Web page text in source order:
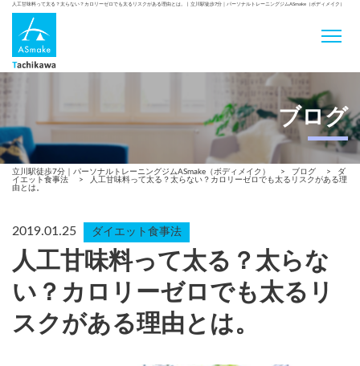
人工甘味料って太る？太らない？カロリーゼロでも太るリスクがある理由とは。 | 立川駅徒歩7分｜パーソナルトレーニングジムASmake（ボディメイク）
ブログ
立川駅徒歩7分｜パーソナルトレーニングジムASmake（ボディメイク） > ブログ >
ダ
イエット食事法
>
人工甘味料って太る？太らない？カロリーゼロでも太るリスクがある理
由とは。
2019.01.25 ダイエット食事法
人工甘味料って太る？太らな
い？カロリーゼロでも太るリ
スクがある理由とは。